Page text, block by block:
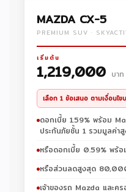
MAZDA CX-5
PREMIUM SUV ·
เริ่มต้น
1,219,000 บาท
เลือก 1 ข้อเสนอ ตามเงื่อนไข
ดอกเบี้ย 1.59% พร้อม
ประกันภัยชั้น 1 รวมมูลค่า
หรือดอกเบี้ย 0.59% พร้
หรือส่วนลดสูงสุด
เจ้าของรถ Mazda และค